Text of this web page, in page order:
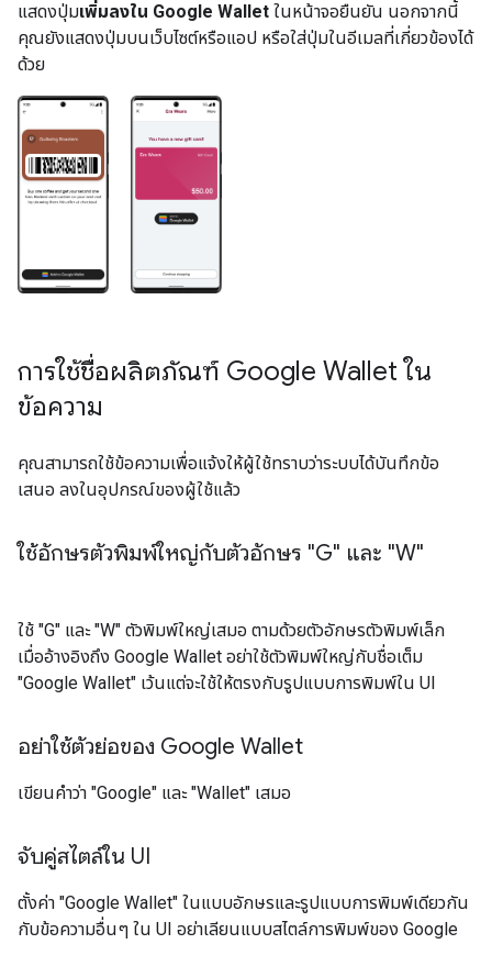
แสดงปุ่มเพิ่มลงใน Google Wallet ในหน้าจอยืนยัน นอกจากนี้
คุณยังแสดงปุ่มบนเว็บไซต์หรือแอป หรือใส่ปุ่มในอีเมลที่เกี่ยวข้องได้
ด้วย
การใช้ชื่อผลิตภัณฑ์ Google Wallet ใน
ข้อความ
คุณสามารถใช้ข้อความเพื่อแจ้งให้ผู้ใช้ทราบว่าระบบได้บันทึกข้อ
เสนอ ลงในอุปกรณ์ของผู้ใช้แล้ว
ใช้อักษรตัวพิมพ์ใหญ่กับตัวอักษร "G" และ "W"
ใช้ "G" และ "W" ตัวพิมพ์ใหญ่เสมอ ตามด้วยตัวอักษรตัวพิมพ์เล็ก
เมื่ออ้างอิงถึง Google Wallet อย่าใช้ตัวพิมพ์ใหญ่กับชื่อเต็ม
"Google Wallet" เว้นแต่จะใช้ให้ตรงกับรูปแบบการพิมพ์ใน UI
อย่าใช้ตัวย่อของ Google Wallet
เขียนคำว่า "Google" และ "Wallet" เสมอ
จับคู่สไตล์ใน UI
ตั้งค่า "Google Wallet" ในแบบอักษรและรูปแบบการพิมพ์เดียวกัน
กับข้อความอื่นๆ ใน UI อย่าเลียนแบบสไตล์การพิมพ์ของ Google